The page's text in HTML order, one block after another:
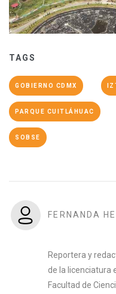
TAGS
GOBIERNO CDMX
PARQUE CUITLÁHUAC
SOBSE
FERNANDA
Reportera y
de la licenciatura
Facultad de